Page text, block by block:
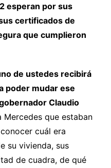
esperan por sus
certificados de
que cumplieron
de ustedes recibirá
poder mudar ese
Claudio
que estaban
cuál era
su vivienda, sus
de cuadra, de qué